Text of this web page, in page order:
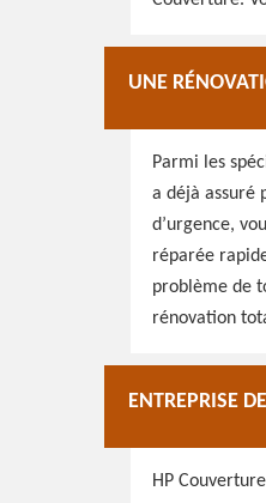
UNE
Parmi les
a déjà assuré
d’urgence,
réparée
problème de
rénovation
ENTREPRISE
HP